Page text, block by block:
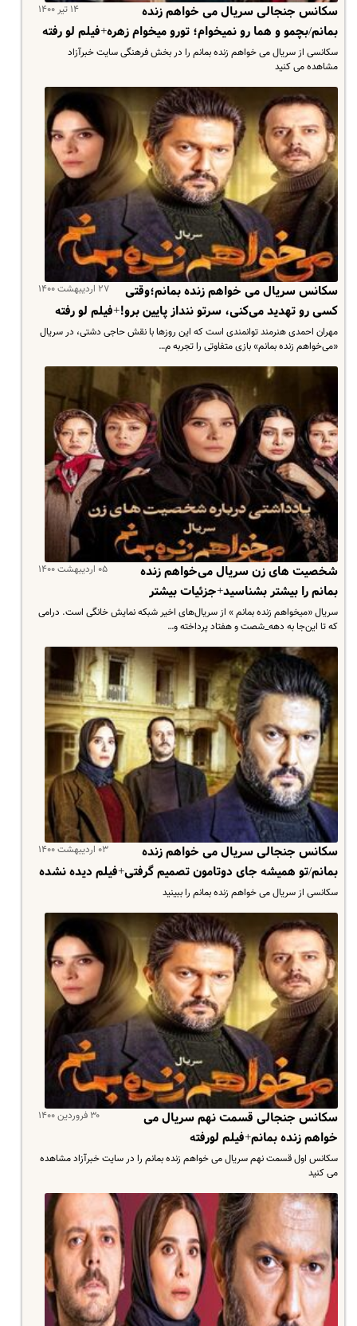
۱۴ تیر ۱۴۰۰
سکانس جنجالی سریال می خواهم زنده
بمانم/بچمو و هما رو نمیخوام؛ تورو میخوام زهره+فیلم لو رفته
سکانسی از سریال می خواهم زنده بمانم را در بخش فرهنگی سایت خبرآزاد
مشاهده می کنید
۲۷ اردیبهشت ۱۴۰۰
سکانس سریال می خواهم زنده بمانم؛وقتی
کسی رو تهدید می‌کنی، سرتو ننداز پایین برو!+فیلم لو رفته
مهران احمدی هنرمند توانمندی است که این‌ روزها با نقش حاجی دشتی، در سریال
«می‌خواهم زنده بمانم» بازی متفاوتی را تجربه م…
۰۵ اردیبهشت ۱۴۰۰
شخصیت های زن سریال می‌خواهم زنده
بمانم را بیشتر بشناسید+جزئیات بیشتر
سریال «میخواهم زنده بمانم » از سریال‌های اخیر شبکه‌ نمایش خانگی است. درامی
که تا این‌جا به دهه_شصت و هفتاد پرداخته و…
۰۳ اردیبهشت ۱۴۰۰
سکانس جنجالی سریال می خواهم زنده
بمانم/تو همیشه جای دوتامون تصمیم گرفتی+فیلم دیده نشده
سکانسی از سریال می خواهم زنده بمانم را ببینید
۳۰ فروردین ۱۴۰۰
سکانس جنجالی قسمت نهم سریال می
خواهم زنده بمانم+فیلم لورفته
سکانس اول قسمت نهم سریال می خواهم زنده بمانم را در سایت خبرآزاد مشاهده
می کنید